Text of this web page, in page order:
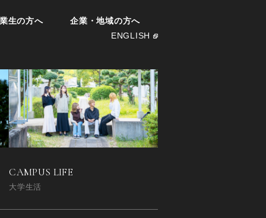
生の方へ
企業・地域の方へ
ENGLISH
CAMPUS LIFE
大学生活